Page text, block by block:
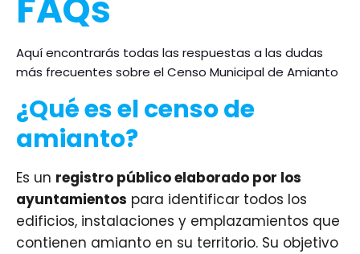
Aquí encontrarás todas las respuestas a las dudas
más frecuentes sobre el Censo Municipal de Amianto
¿Qué es el censo de
amianto?
Es un registro público elaborado por los
ayuntamientos para identificar todos los
edificios, instalaciones y emplazamientos que
contienen amianto en su territorio. Su objetivo